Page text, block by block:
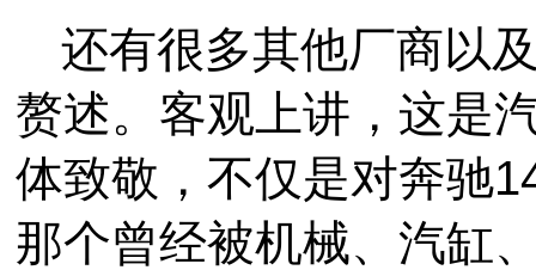
还有很多其他厂商以
赘述。客观上讲，这是
体致敬，不仅是对奔驰
那个曾经被机械、汽缸